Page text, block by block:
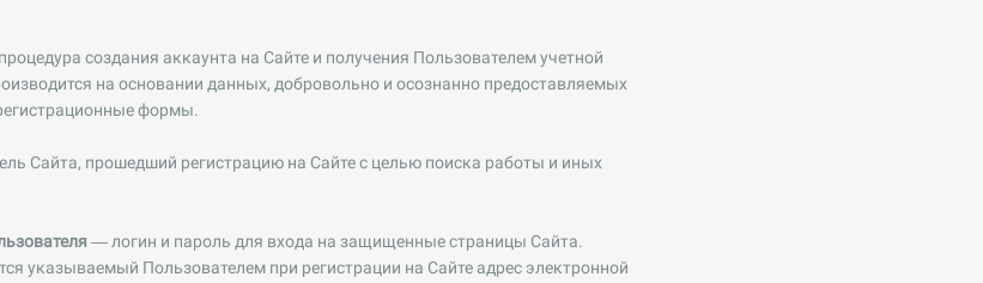
создания аккаунта на Сайте и получения Пользователем учетной
на основании данных, добровольно и осознанно предоставляемых
формы.
Сайта, прошедший регистрацию на Сайте с целью поиска работы и иных
— логин и пароль для входа на защищенные страницы Сайта.
указываемый Пользователем при регистрации на Сайте адрес электронной